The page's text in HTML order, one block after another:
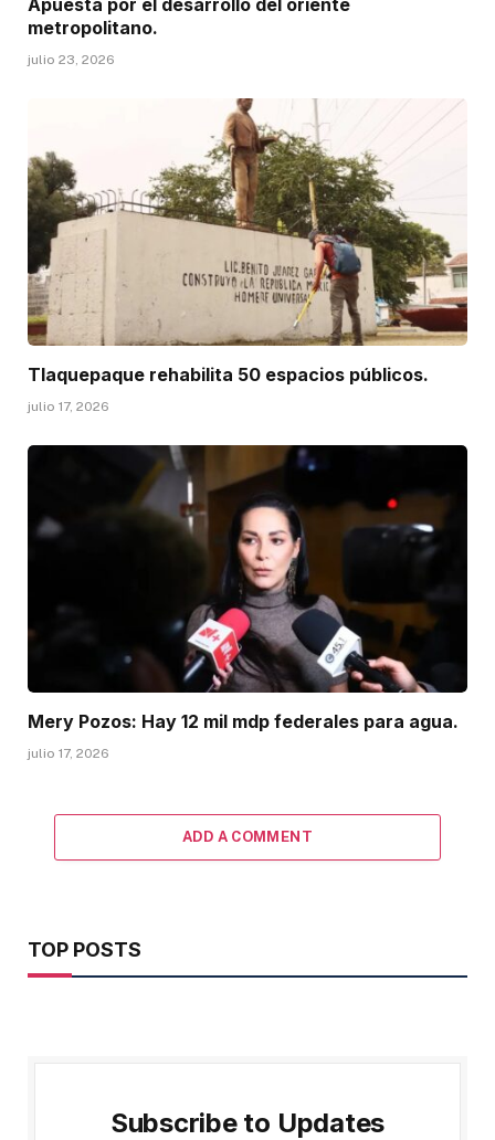
Apuesta por el desarrollo del oriente
metropolitano.
julio 23, 2026
Tlaquepaque rehabilita 50 espacios públicos.
julio 17, 2026
Mery Pozos: Hay 12 mil mdp federales para agua.
julio 17, 2026
ADD A COMMENT
TOP POSTS
Subscribe to Updates